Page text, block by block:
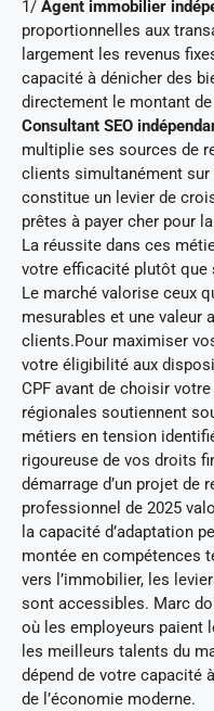
1/ Agent immobilier
proportionnelles aux
largement les revenus
capacité à dénicher des
directement le montant
Consultant SEO
multiplie ses sources de
clients simultanément sur
constitue un levier de
prêtes à payer cher pour
La réussite dans ces
votre efficacité plutôt que
Le marché valorise ceux
mesurables et une valeur
clients.Pour maximiser
votre éligibilité aux
CPF avant de choisir
régionales soutiennent
métiers en tension
rigoureuse de vos droits
démarrage d’un projet de
professionnel de 2025
la capacité d’adaptation
montée en compétences
vers l’immobilier, les
sont accessibles. Marc
où les employeurs paient
les meilleurs talents du
dépend de votre capacité
de l’économie moderne.